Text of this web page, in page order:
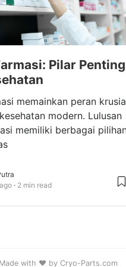
Pilar Penting
memainkan peran
modern. Lulusan
memiliki berbagai
2 min read
with ❤️ by Cryo-Parts.com